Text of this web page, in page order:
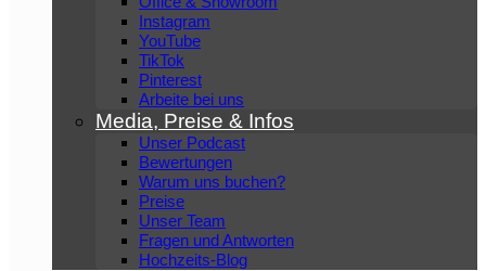
Instagram
YouTube
TikTok
Pinterest
Arbeite bei uns
Media, Preise & Infos
Unser Podcast
Bewertungen
Warum uns buchen?
Preise
Unser Team
Fragen und Antworten
Hochzeits-Blog